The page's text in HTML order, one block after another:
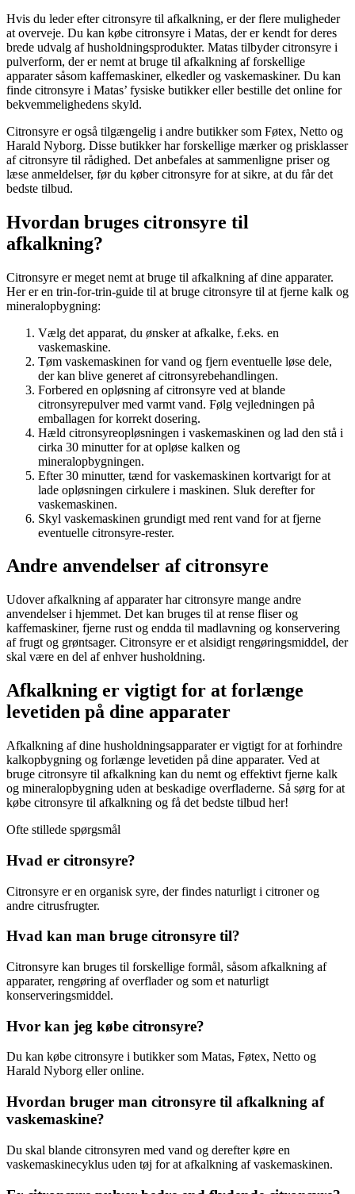
Hvis du leder efter citronsyre til afkalkning, er der flere muligheder
at overveje. Du kan købe citronsyre i Matas, der er kendt for deres
brede udvalg af husholdningsprodukter. Matas tilbyder citronsyre i
pulverform, der er nemt at bruge til afkalkning af forskellige
apparater såsom kaffemaskiner, elkedler og vaskemaskiner. Du kan
finde citronsyre i Matas’ fysiske butikker eller bestille det online for
bekvemmelighedens skyld.
Citronsyre er også tilgængelig i andre butikker som Føtex, Netto og
Harald Nyborg. Disse butikker har forskellige mærker og prisklasser
af citronsyre til rådighed. Det anbefales at sammenligne priser og
læse anmeldelser, før du køber citronsyre for at sikre, at du får det
bedste tilbud.
Hvordan bruges citronsyre til
afkalkning?
Citronsyre er meget nemt at bruge til afkalkning af dine apparater.
Her er en trin-for-trin-guide til at bruge citronsyre til at fjerne kalk og
mineralopbygning:
Vælg det apparat, du ønsker at afkalke, f.eks. en
vaskemaskine.
Tøm vaskemaskinen for vand og fjern eventuelle løse dele,
der kan blive generet af citronsyrebehandlingen.
Forbered en opløsning af citronsyre ved at blande
citronsyrepulver med varmt vand. Følg vejledningen på
emballagen for korrekt dosering.
Hæld citronsyreopløsningen i vaskemaskinen og lad den stå i
cirka 30 minutter for at opløse kalken og
mineralopbygningen.
Efter 30 minutter, tænd for vaskemaskinen kortvarigt for at
lade opløsningen cirkulere i maskinen. Sluk derefter for
vaskemaskinen.
Skyl vaskemaskinen grundigt med rent vand for at fjerne
eventuelle citronsyre-rester.
Andre anvendelser af citronsyre
Udover afkalkning af apparater har citronsyre mange andre
anvendelser i hjemmet. Det kan bruges til at rense fliser og
kaffemaskiner, fjerne rust og endda til madlavning og konservering
af frugt og grøntsager. Citronsyre er et alsidigt rengøringsmiddel, der
skal være en del af enhver husholdning.
Afkalkning er vigtigt for at forlænge
levetiden på dine apparater
Afkalkning af dine husholdningsapparater er vigtigt for at forhindre
kalkopbygning og forlænge levetiden på dine apparater. Ved at
bruge citronsyre til afkalkning kan du nemt og effektivt fjerne kalk
og mineralopbygning uden at beskadige overfladerne. Så sørg for at
købe citronsyre til afkalkning og få det bedste tilbud her!
Ofte stillede spørgsmål
Hvad er citronsyre?
Citronsyre er en organisk syre, der findes naturligt i citroner og
andre citrusfrugter.
Hvad kan man bruge citronsyre til?
Citronsyre kan bruges til forskellige formål, såsom afkalkning af
apparater, rengøring af overflader og som et naturligt
konserveringsmiddel.
Hvor kan jeg købe citronsyre?
Du kan købe citronsyre i butikker som Matas, Føtex, Netto og
Harald Nyborg eller online.
Hvordan bruger man citronsyre til afkalkning af
vaskemaskine?
Du skal blande citronsyren med vand og derefter køre en
vaskemaskinecyklus uden tøj for at afkalkning af vaskemaskinen.